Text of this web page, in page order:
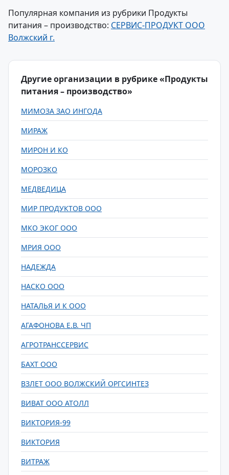
Популярная компания из рубрики Продукты
питания – производство: СЕРВИС-ПРОДУКТ ООО
Волжский г.
Другие организации в рубрике «Продукты
питания – производство»
МИМОЗА ЗАО ИНГОДА
МИРАЖ
МИРОН И КО
МОРОЗКО
МЕДВЕДИЦА
МИР ПРОДУКТОВ ООО
МКО ЭКОГ ООО
МРИЯ ООО
НАДЕЖДА
НАСКО ООО
НАТАЛЬЯ И К ООО
АГАФОНОВА Е.В. ЧП
АГРОТРАНССЕРВИС
БАХТ ООО
ВЗЛЕТ ООО ВОЛЖСКИЙ ОРГСИНТЕЗ
ВИВАТ ООО АТОЛЛ
ВИКТОРИЯ-99
ВИКТОРИЯ
ВИТРАЖ